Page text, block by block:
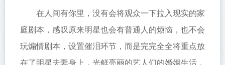
在人间有你里，没有会将观众一下拉入现实的家
庭剧本，感叹原来明星也会有普通人的烦恼，也不会
玩煽情剧本，设置催泪环节，而是完完全全将重点放
在了明星夫妻身上，光鲜亮丽的艺人们的婚姻生活，